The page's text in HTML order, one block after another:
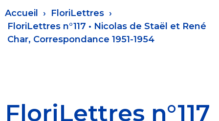
Fil
d'Ariane
Accueil
FloriLettres
FloriLettres n°117 • Nicolas de Staël et René
Char, Correspondance 1951-1954
FloriLettres n°117